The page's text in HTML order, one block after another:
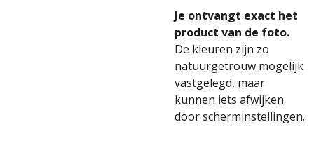
Je ontvangt exact het
product van de foto.
De kleuren zijn zo
natuurgetrouw mogelijk
vastgelegd, maar
kunnen iets afwijken
door scherminstellingen.